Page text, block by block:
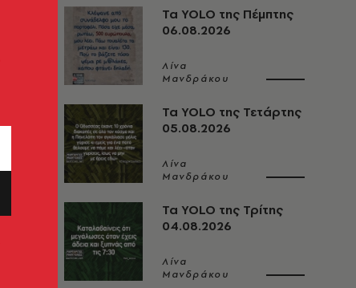
Τα YOLO της Πέμπτης
06.08.2026
Λίνα
Μανδράκου
Τα YOLO της Τετάρτης
05.08.2026
Λίνα
Μανδράκου
Τα YOLO της Τρίτης
04.08.2026
Λίνα
Μανδράκου